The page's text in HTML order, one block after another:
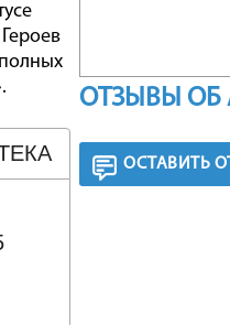
ОТЗЫВЫ ОБ
ОСТАВИТЬ